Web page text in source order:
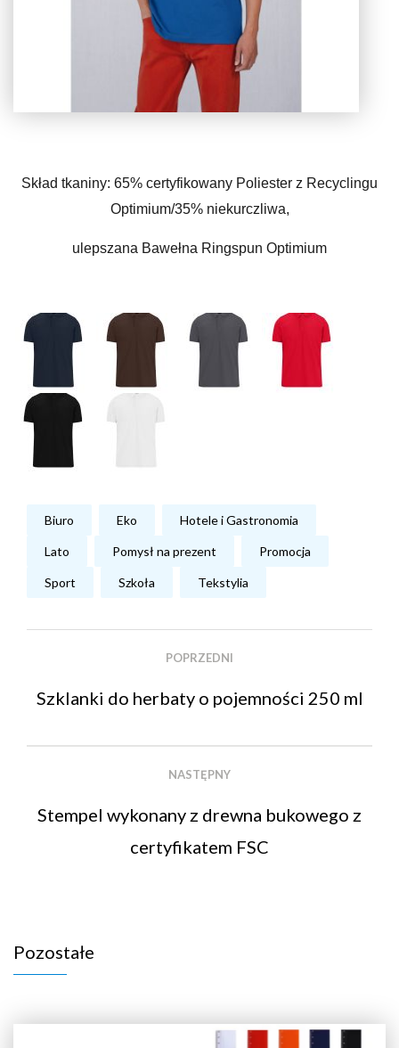
Skład tkaniny: 65% certyfikowany Poliester z Recyclingu
Optimium/35% niekurczliwa,
ulepszana Bawełna Ringspun Optimium
Biuro Eko Hotele i Gastronomia
Lato Pomysł na prezent Promocja
Sport Szkoła Tekstylia
POPRZEDNI
Szklanki do herbaty o pojemności 250 ml
NASTĘPNY
Stempel wykonany z drewna bukowego z
certyfikatem FSC
Pozostałe